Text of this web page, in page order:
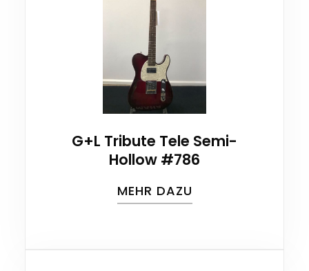
G+L Tribute Tele Semi-
Hollow #786
MEHR DAZU